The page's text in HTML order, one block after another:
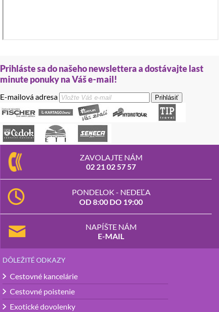
Prihláste sa do našeho newslettera a dostávajte last
minute ponuky na Váš e-mail!
E-mailová adresa Prihlásiť
ZAVOLAJTE NÁM
02 21 02 57 57
PONDELOK - NEDEĽA
OD 8:00 DO 19:00
NAPÍŠTE NÁM
E-MAIL
DÔLEŽITÉ ODKAZY
Cestovné kancelárie
Cestovné poistenie
Exotické dovolenky